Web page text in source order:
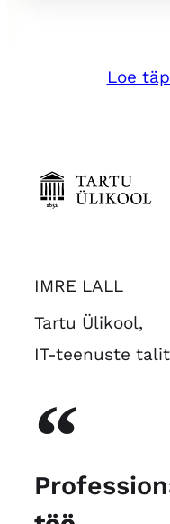
Loe
IMRE LALL
Tartu Ülikool,
IT-teenuste
“